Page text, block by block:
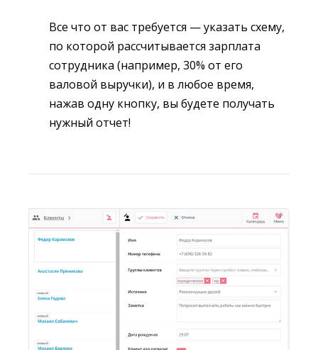
Все что от вас требуется — указать схему,
по которой рассчитывается зарплата
сотрудника (например, 30% от его
валовой выручки), и в любое время,
нажав одну кнопку, вы будете получать
нужный отчет!